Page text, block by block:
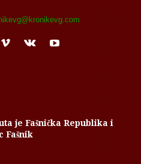
je Fašnička Republika i
Fašnik